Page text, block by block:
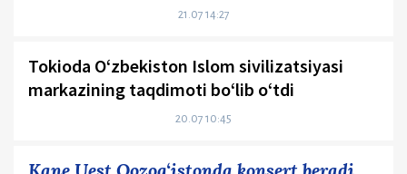
21.07 14:27
Tokioda O‘zbekiston Islom sivilizatsiyasi
markazining taqdimoti bo‘lib o‘tdi
20.07 10:45